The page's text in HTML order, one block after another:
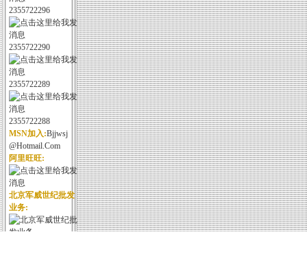
2355722296
2355722290
2355722289
2355722288
MSN加入:Bjjwsj
@hotmail.com
阿里旺旺:
北京军威世纪批发
业务: